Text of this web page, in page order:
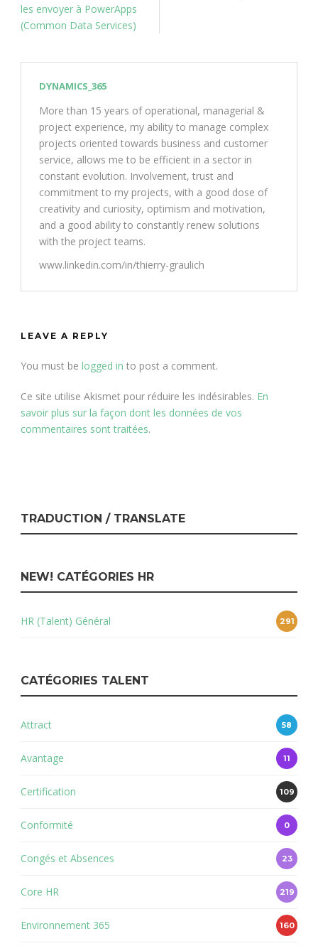
les envoyer à PowerApps
(Common Data Services)
DYNAMICS_365
More than 15 years of operational, managerial &
project experience, my ability to manage complex
projects oriented towards business and customer
service, allows me to be efficient in a sector in
constant evolution. Involvement, trust and
commitment to my projects, with a good dose of
creativity and curiosity, optimism and motivation,
and a good ability to constantly renew solutions
with the project teams.
www.linkedin.com/in/thierry-graulich
LEAVE A REPLY
You must be logged in to post a comment.
Ce site utilise Akismet pour réduire les indésirables. En
savoir plus sur la façon dont les données de vos
commentaires sont traitées.
TRADUCTION / TRANSLATE
NEW! CATÉGORIES HR
HR (Talent) Général 291
CATÉGORIES TALENT
Attract 58
Avantage 11
Certification 109
Conformité 0
Congés et Absences 23
Core HR 219
Environnement 365 160